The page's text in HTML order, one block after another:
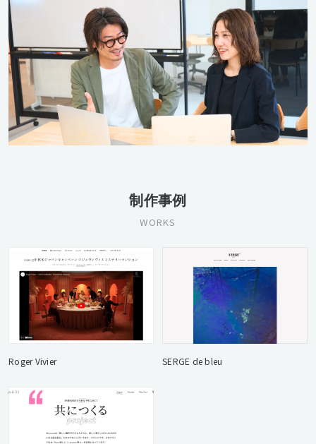
制作事例
WORKS
Roger Vivier SERGE de bleu